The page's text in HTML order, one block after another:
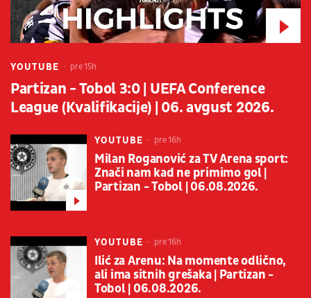
YOUTUBE pre 15h
Partizan - Tobol 3:0 | UEFA Conference
League (Kvalifikacije) | 06. avgust 2026.
YOUTUBE pre 16h
Milan Roganović za TV Arena sport:
Znači nam kad ne primimo gol |
Partizan - Tobol | 06.08.2026.
YOUTUBE pre 16h
Ilić za Arenu: Na momente odlično,
ali ima sitnih grešaka | Partizan -
Tobol | 06.08.2026.